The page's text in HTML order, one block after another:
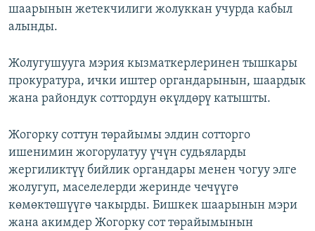
шаарынын жетекчилиги жолуккан учурда кабыл
алынды.
Жолугушууга мэрия кызматкерлеринен тышкары
прокуратура, ички иштер органдарынын, шаардык
жана райондук соттордун өкүлдөрү катышты.
Жогорку соттун төрайымы элдин сотторго
ишенимин жогорулатуу үчүн судьяларды
жергиликтүү бийлик органдары менен чогуу элге
жолугуп, маселелерди жеринде чечүүгө
көмөктөшүүгө чакырды. Бишкек шаарынын мэри
жана акимдер Жогорку сот төрайымынын